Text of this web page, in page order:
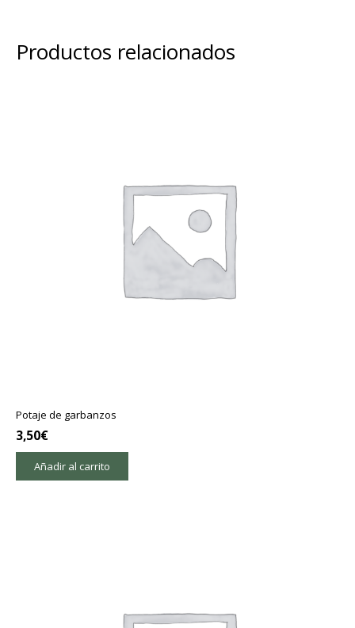
Productos relacionados
Potaje de garbanzos
3,50€
Añadir al carrito